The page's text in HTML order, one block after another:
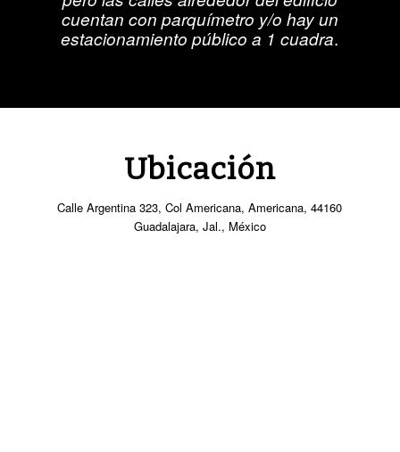
cuentan con parquímetro y/o hay un
estacionamiento público a 1 cuadra.
Ubicación
Calle Argentina 323, Col Americana, Americana, 44160
Guadalajara, Jal., México